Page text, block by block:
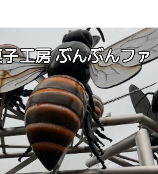
工房 ぶんぶんファ